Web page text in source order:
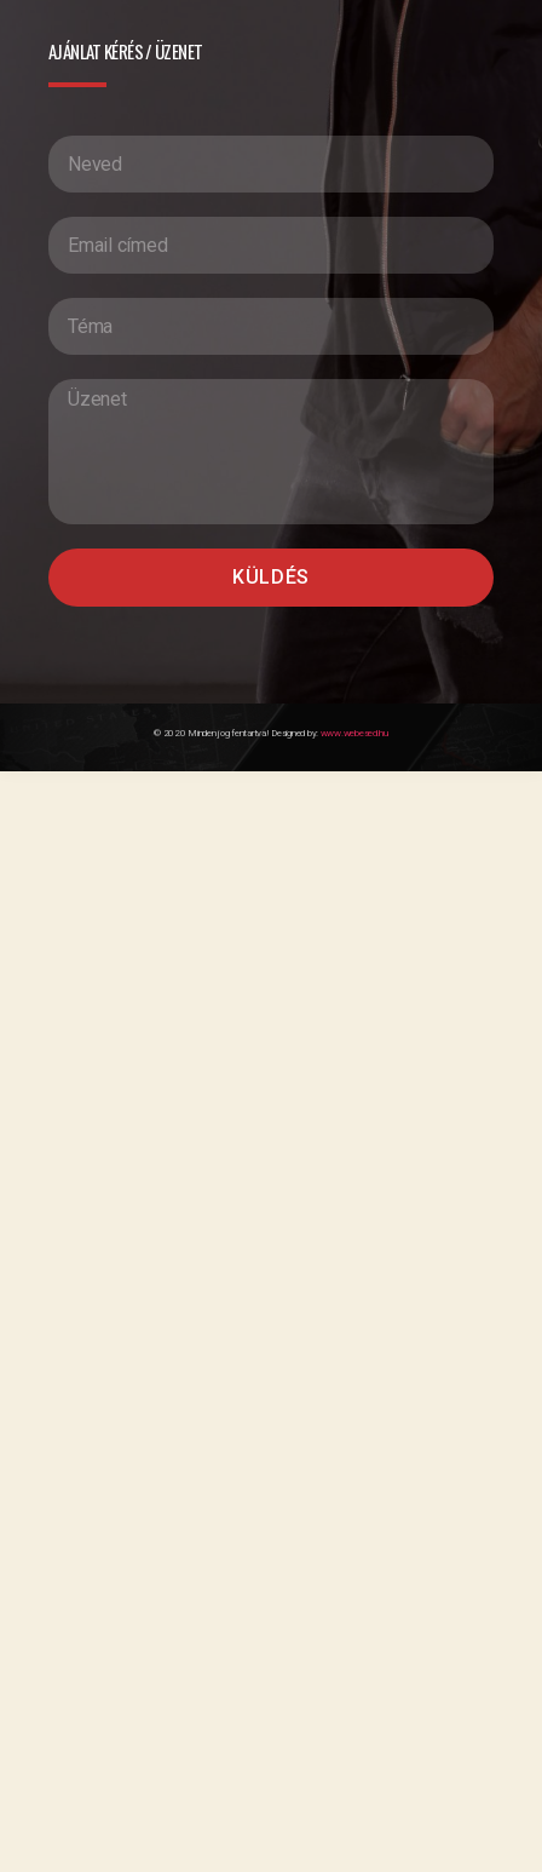
AJÁNLAT KÉRÉS / ÜZENET
KÜLDÉS
© 2020 Minden jog fentartva! Designed by: www.webesed.hu